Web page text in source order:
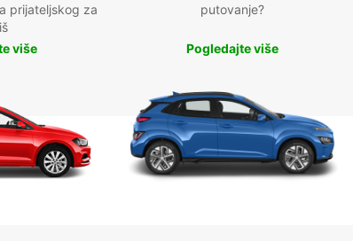
prijateljskog za
više
putovanje?
Pogledajte više